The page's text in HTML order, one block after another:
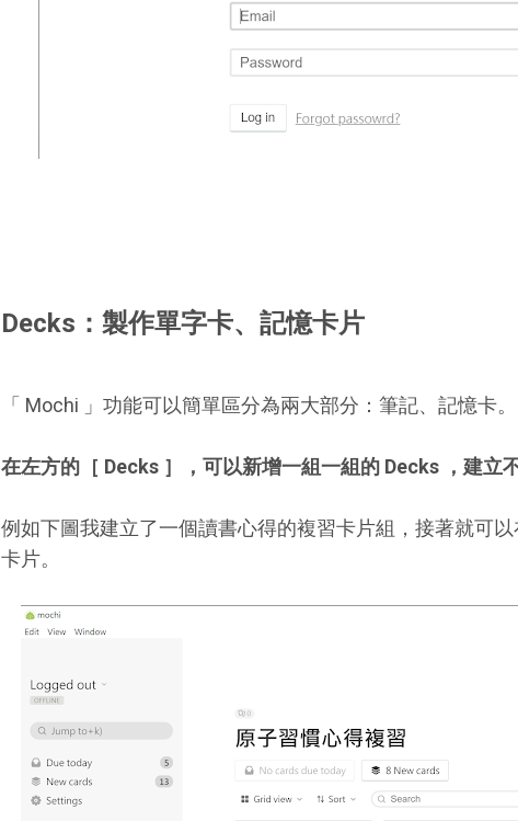
Decks：製作單字卡、記憶卡片
「 Mochi 」功能可以簡單區分為兩大部分：筆記、記憶卡。
在左方的［ Decks ］，可以新增一組一組的 Decks ，建立
例如下圖我建立了一個讀書心得的複習卡片組，接著就可
卡片。